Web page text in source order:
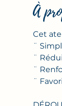
À
Cet
¨
¨
¨
¨